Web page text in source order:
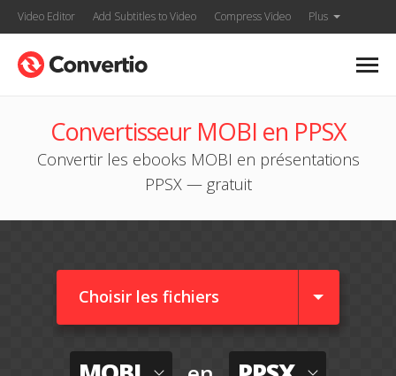
Video Editor Add Subtitles to Video Compress Video Plus
Convertisseur MOBI en PPSX
Convertir les ebooks MOBI en présentations
PPSX — gratuit
Choisir les fichiers